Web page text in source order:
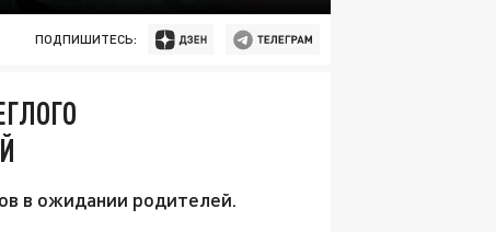
ПОДПИШИТЕСЬ:
в ожидании родителей.